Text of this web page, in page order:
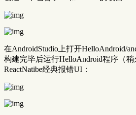
在AndroidStudio上打开HelloAndroid/
构建完毕后运行HelloAndroid程序（
ReactNatibe经典报错UI：